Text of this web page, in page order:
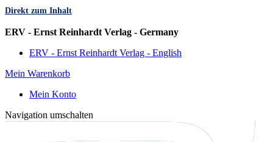
Direkt zum Inhalt
ERV - Ernst Reinhardt Verlag - Germany
ERV - Ernst Reinhardt Verlag - English
Mein Warenkorb
Mein Konto
Navigation umschalten